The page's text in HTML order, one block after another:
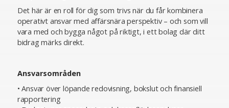
Det här är en roll för dig som trivs när du får kombinera
operativt ansvar med affärsnära perspektiv – och som vill
vara med och bygga något på riktigt, i ett bolag där ditt
bidrag märks direkt.
Ansvarsområden
• Ansvar över löpande redovisning, bokslut och finansiell
rapportering